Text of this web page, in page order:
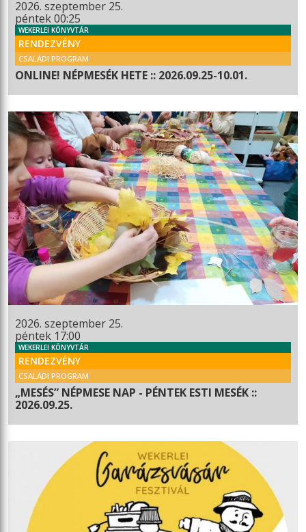
2026. szeptember 25.
péntek 00:25
WEKERLEI KÖNYVTÁR
RENDEZVÉNY
CSALÁDI PROGRAM
ONLINE! NÉPMESÉK HETE :: 2026.09.25-10.01.
2026. szeptember 25.
péntek 17:00
WEKERLEI KÖNYVTÁR
RENDEZVÉNY
CSALÁDI PROGRAM
„MESÉS” NÉPMESE NAP - PÉNTEK ESTI MESÉK ::
2026.09.25.